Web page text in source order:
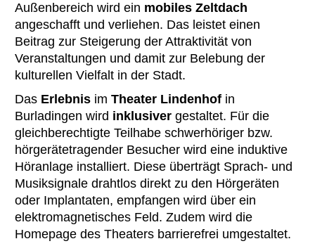
Außenbereich wird ein mobiles Zeltdach
angeschafft und verliehen. Das leistet einen
Beitrag zur Steigerung der Attraktivität von
Veranstaltungen und damit zur Belebung der
kulturellen Vielfalt in der Stadt.
Das Erlebnisim Theater Lindenhofin
Burladingen wird inklusiver gestaltet. Für die
gleichberechtigte Teilhabe schwerhöriger bzw.
hörgerätetragender Besucher wird eine induktive
Höranlage installiert. Diese überträgt Sprach- und
Musiksignale drahtlos direkt zu den Hörgeräten
oder Implantaten, empfangen wird über ein
elektromagnetisches Feld. Zudem wird die
Homepage des Theaters barrierefrei umgestaltet.